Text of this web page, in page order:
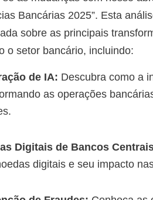
Bancárias 2025”. Esta
sobre as principais
o setor bancário, incluindo:
de IA: Descubra como a
as operações
Digitais de Bancos
digitais e seu impacto